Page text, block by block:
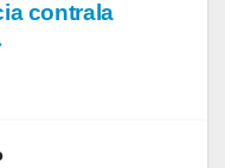
contrala